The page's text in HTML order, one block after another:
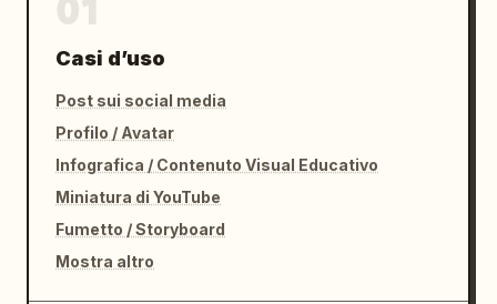
Casi d’uso
Post sui social media
Profilo / Avatar
Infografica / Contenuto Visual Educativo
Miniatura di YouTube
Fumetto / Storyboard
Mostra altro